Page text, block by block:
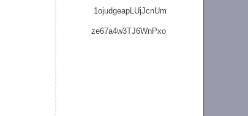
1ojudgeapLUjJcnUm
ze67a4w3TJ6WnPxo